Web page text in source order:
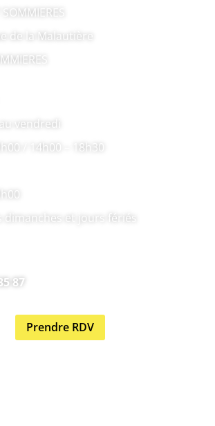
de la Malautière
vendredi
/ 14h00 – 18h30
dimanches et jours fériés
87
Prendre RDV